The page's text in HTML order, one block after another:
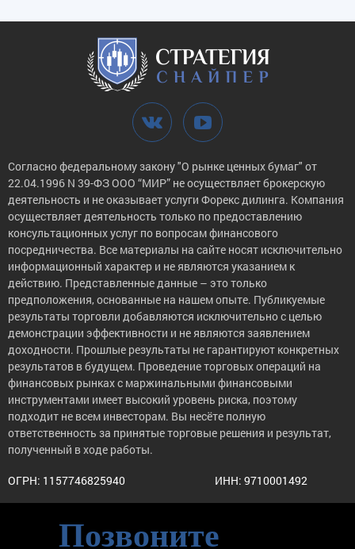
Согласно федеральному закону "О рынке ценных бумаг" от
22.04.1996 N 39-ФЗ ООО “МИР” не осуществляет брокерскую
деятельность и не оказывает услуги Форекс дилинга. Компания
осуществляет деятельность только по предоставлению
консультационных услуг по вопросам финансового
посредничества. Все материалы на сайте носят исключительно
информационный характер и не являются указанием к
действию. Представленные данные – это только
предположения, основанные на нашем опыте. Публикуемые
результаты торговли добавляются исключительно с целью
демонстрации эффективности и не являются заявлением
доходности. Прошлые результаты не гарантируют конкретных
результатов в будущем. Проведение торговых операций на
финансовых рынках с маржинальными финансовыми
инструментами имеет высокий уровень риска, поэтому
подходит не всем инвесторам. Вы несёте полную
ответственность за принятые торговые решения и результат,
полученный в ходе работы.
ОГРН: 1157746825940 ИНН: 9710001492
Позвоните